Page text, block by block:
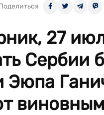
27
Сербии
Эюпа